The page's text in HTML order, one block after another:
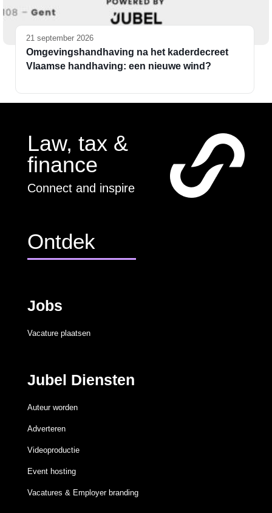
21 september 2026
Omgevingshandhaving na het kaderdecreet
Vlaamse handhaving: een nieuwe wind?
Law, tax &
finance
Connect and inspire
Ontdek
Jobs
Vacature plaatsen
Jubel Diensten
Auteur worden
Adverteren
Videoproductie
Event hosting
Vacatures & Employer branding